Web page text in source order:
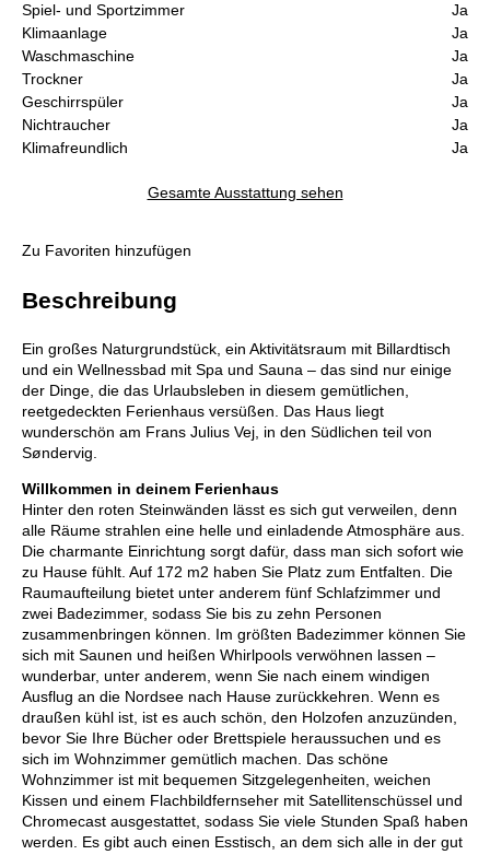
Spiel- und Sportzimmer
Ja
Klimaanlage
Ja
Waschmaschine
Ja
Trockner
Ja
Geschirrspüler
Ja
Nichtraucher
Ja
Klimafreundlich
Ja
Gesamte Ausstattung sehen
Zu Favoriten hinzufügen
Beschreibung
Ein großes Naturgrundstück, ein Aktivitätsraum mit Billardtisch
und ein Wellnessbad mit Spa und Sauna – das sind nur einige
der Dinge, die das Urlaubsleben in diesem gemütlichen,
reetgedeckten Ferienhaus versüßen. Das Haus liegt
wunderschön am Frans Julius Vej, in den Südlichen teil von
Søndervig.
Willkommen in deinem Ferienhaus
Hinter den roten Steinwänden lässt es sich gut verweilen, denn
alle Räume strahlen eine helle und einladende Atmosphäre aus.
Die charmante Einrichtung sorgt dafür, dass man sich sofort wie
zu Hause fühlt. Auf 172 m2 haben Sie Platz zum Entfalten. Die
Raumaufteilung bietet unter anderem fünf Schlafzimmer und
zwei Badezimmer, sodass Sie bis zu zehn Personen
zusammenbringen können. Im größten Badezimmer können Sie
sich mit Saunen und heißen Whirlpools verwöhnen lassen –
wunderbar, unter anderem, wenn Sie nach einem windigen
Ausflug an die Nordsee nach Hause zurückkehren. Wenn es
draußen kühl ist, ist es auch schön, den Holzofen anzuzünden,
bevor Sie Ihre Bücher oder Brettspiele heraussuchen und es
sich im Wohnzimmer gemütlich machen. Das schöne
Wohnzimmer ist mit bequemen Sitzgelegenheiten, weichen
Kissen und einem Flachbildfernseher mit Satellitenschüssel und
Chromecast ausgestattet, sodass Sie viele Stunden Spaß haben
werden. Es gibt auch einen Esstisch, an dem sich alle in der gut